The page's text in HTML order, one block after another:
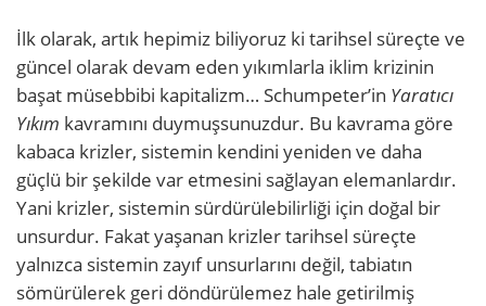
İlk olarak, artık hepimiz biliyoruz ki tarihsel süreçte ve
güncel olarak devam eden yıkımlarla iklim krizinin
başat müsebbibi kapitalizm… Schumpeter’in Yaratıcı
Yıkım kavramını duymuşsunuzdur. Bu kavrama göre
kabaca krizler, sistemin kendini yeniden ve daha
güçlü bir şekilde var etmesini sağlayan elemanlardır.
Yani krizler, sistemin sürdürülebilirliği için doğal bir
unsurdur. Fakat yaşanan krizler tarihsel süreçte
yalnızca sistemin zayıf unsurlarını değil, tabiatın
sömürülerek geri döndürülemez hale getirilmiş